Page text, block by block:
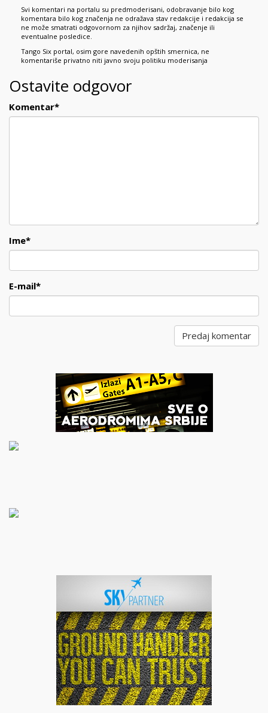
Svi komentari na portalu su predmoderisani, odobravanje bilo kog
komentara bilo kog značenja ne odražava stav redakcije i redakcija se
ne može smatrati odgovornom za njihov sadržaj, značenje ili
eventualne posledice.
Tango Six portal, osim gore navedenih opštih smernica, ne
komentariše privatno niti javno svoju politiku moderisanja
Ostavite odgovor
Komentar*
Ime*
E-mail*